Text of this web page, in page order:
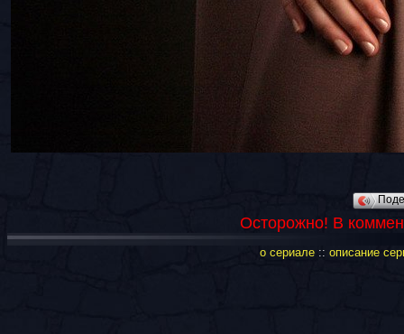
Осторожно! В
о сериале ::описание